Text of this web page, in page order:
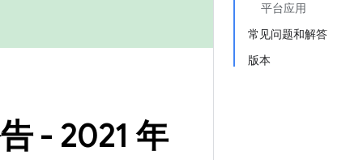
平台应用
常见问题和解答
版本
- 2021 年